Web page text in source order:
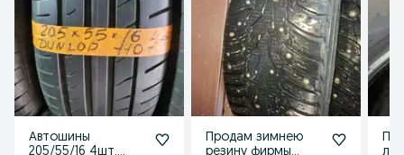
Автошины
205/55/16 4шт.
Продам зимнею
резину фирмы